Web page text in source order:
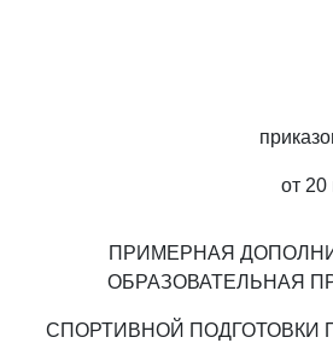
от 20
ПРИМЕРНАЯ
ОБРАЗОВАТЕЛЬНАЯ
СПОРТИВНОЙ ПОДГОТОВКИ